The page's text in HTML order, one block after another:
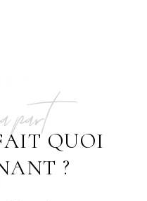
partQUOI
?